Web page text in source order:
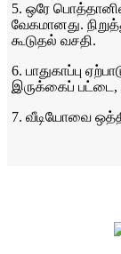
5. ஒரே
வேகமானது.
கூடுதல் வசதி.
6. பாதுகாப்பு
இருக்கைப் பட்டை,
7. வீடியோவை